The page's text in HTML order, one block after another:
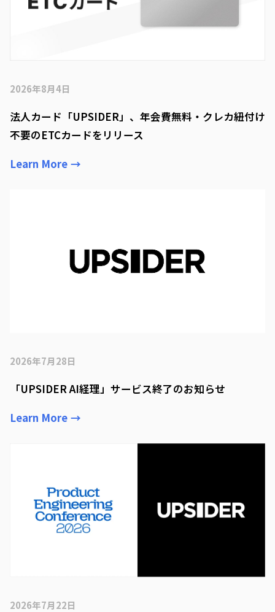
2026年8月4日
法人カード「UPSIDER」、年会費無料・クレカ紐付け
不要のETCカードをリリース
Learn More →
2026年7月28日
「UPSIDER AI経理」サービス終了のお知らせ
Learn More →
2026年7月22日